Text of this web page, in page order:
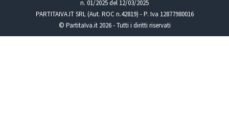
n. 01/2025 del 12/03/2025
PARTITAIVA.IT SRL (Aut. ROC n.42819) - P. Iva 12877980016
© PartitaIva.it 2026 - Tutti i diritti riservati